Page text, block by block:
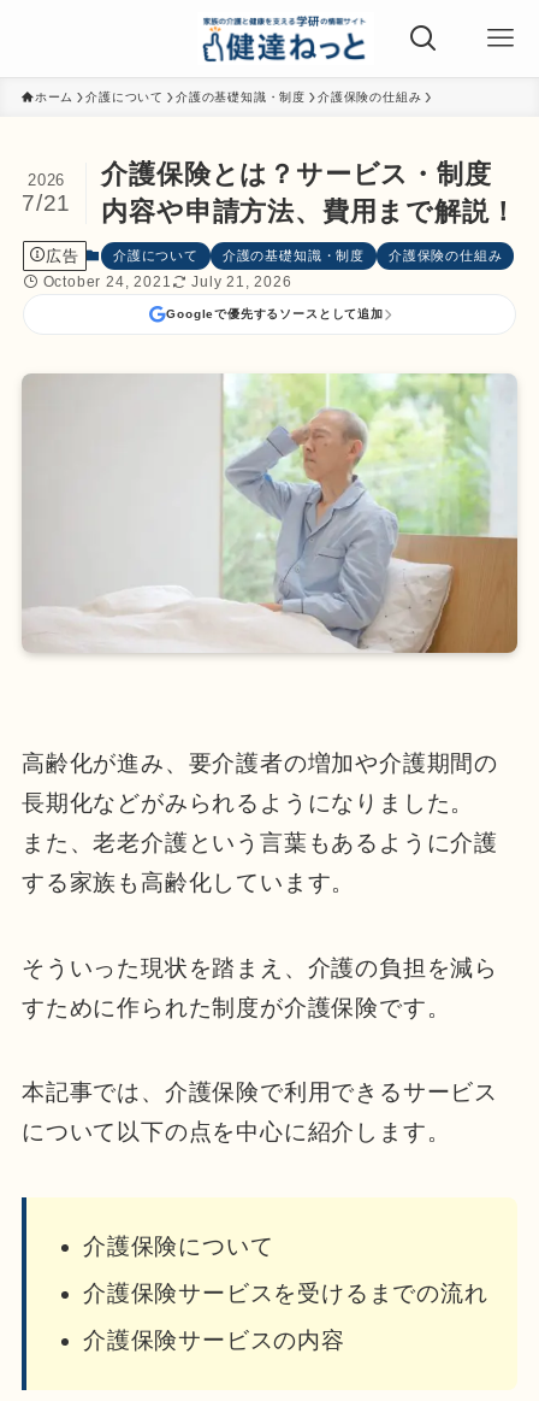
ホーム 介護について 介護の基礎知識・制度 介護保険の仕組み
介護保険とは？サービス・制度
内容や申請方法、費用まで解説！
2026
7/21
広告 介護について 介護の基礎知識・制度 介護保険の仕組み
October 24, 2021 July 21, 2026
Googleで優先するソースとして追加
高齢化が進み、要介護者の増加や介護期間の
長期化などがみ られるようになりました。
また、老老介護という言葉もあるように介護
する家族も高齢化しています。
そういった現状を踏まえ、介護の負担を減ら
すために作られた制度が介護保険です。
本記事では、介護保険で利用できるサービス
について以下の点を中心に紹介します。
介護保険について
介護保険サービスを受けるまでの流れ
介護保険サービスの内容